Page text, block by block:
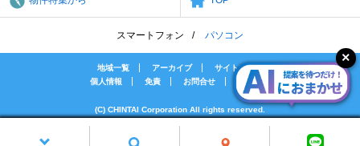
スマートフォン パソコン
地域一覧 アーカイブ
サイトマップ
個人情報
免責 お問合せ 会社案内
(C) CHINTAI Corporation All rights reserved.
[PR]賃貸物件の疑問解決！教えてエイブルAGENT